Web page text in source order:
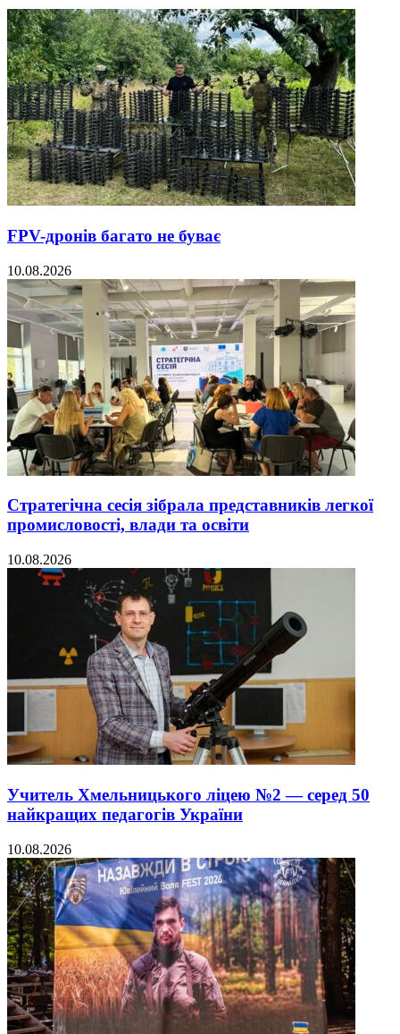
FPV-дронів багато не буває
10.08.2026
Стратегічна сесія зібрала представників легкої
промисловості, влади та освіти
10.08.2026
Учитель Хмельницького ліцею №2 — серед 50
найкращих педагогів України
10.08.2026